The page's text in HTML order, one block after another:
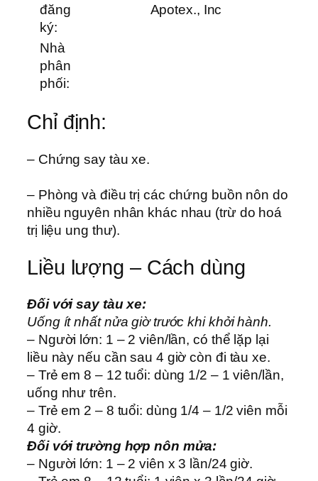
đăng
ký:
Apotex., Inc
Nhà
phân
phối:
Chỉ định:
– Chứng say tàu xe.
– Phòng và điều trị các chứng buồn nôn do
nhiều nguyên nhân khác nhau (trừ do hoá
trị liệu ung thư).
Liều lượng – Cách dùng
Đối với say tàu xe:
Uống ít nhất nửa giờ trước khi khởi hành.
– Người lớn: 1 – 2 viên/lần, có thể lặp lại
liều này nếu cần sau 4 giờ còn đi tàu xe.
– Trẻ em 8 – 12 tuổi: dùng 1/2 – 1 viên/lần,
uống như trên.
– Trẻ em 2 – 8 tuổi: dùng 1/4 – 1/2 viên mỗi
4 giờ.
Đối với trường hợp nôn mửa:
– Người lớn: 1 – 2 viên x 3 lần/24 giờ.